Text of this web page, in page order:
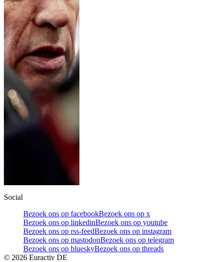
Social
Bezoek ons op facebookBezoek ons op x
Bezoek ons op linkedinBezoek ons op youtube
Bezoek ons op rss-feedBezoek ons op instagram
Bezoek ons op mastodonBezoek ons op telegram
Bezoek ons op blueskyBezoek ons op threads
© 2026 Euractiv DE